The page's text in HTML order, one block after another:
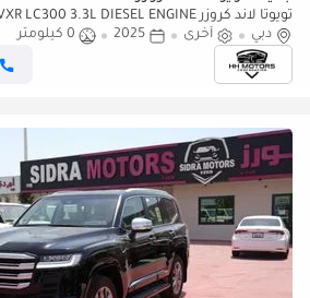
تويوتا لاند كروزر VXR LC300 3.3L DIESEL ENGINE
دبي
أخرى 2025
0 كيلومتر